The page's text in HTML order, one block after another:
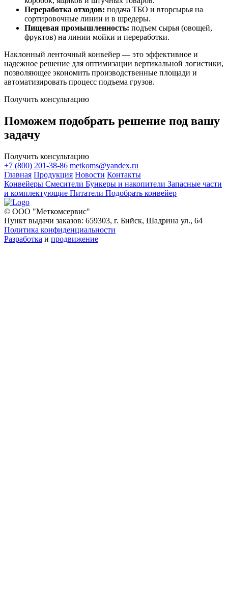
Переработка отходов: подача ТБО и вторсырья на
сортировочные линии и в шредеры.
Пищевая промышленность: подъем сырья (овощей,
фруктов) на линии мойки и переработки.
Наклонный ленточный конвейер — это эффективное и
надежное решение для оптимизации вертикальной логистики,
позволяющее экономить производственные площади и
автоматизировать процесс подъема грузов.
Получить консультацию
Поможем подобрать решение под вашу
задачу
Получить консультацию
+7 (800) 201-38-86 metkoms@yandex.ru
Главная Продукция Новости Контакты
Конвейеры Смесители Бункеры и накопители Запасные части
и комплектующие Питатели Подобрать конвейер
© ООО "Меткомсервис"
Пункт выдачи заказов: 659303, г. Бийск, Шадрина ул., 64
Политика конфиденциальности
Разработка и продвижение